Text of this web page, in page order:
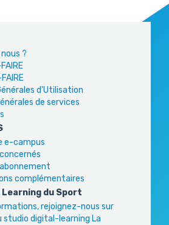
?
d'Utilisation
de services
e-campus
complémentaires
du Sport
rejoignez-nous sur
studio digital-learning La